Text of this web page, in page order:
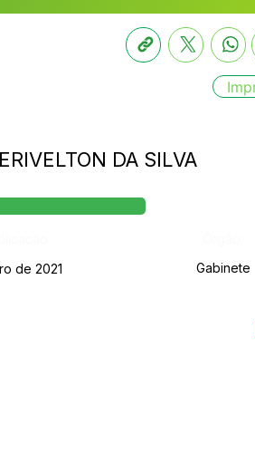
DA SILVA
de 2021 Gabinete